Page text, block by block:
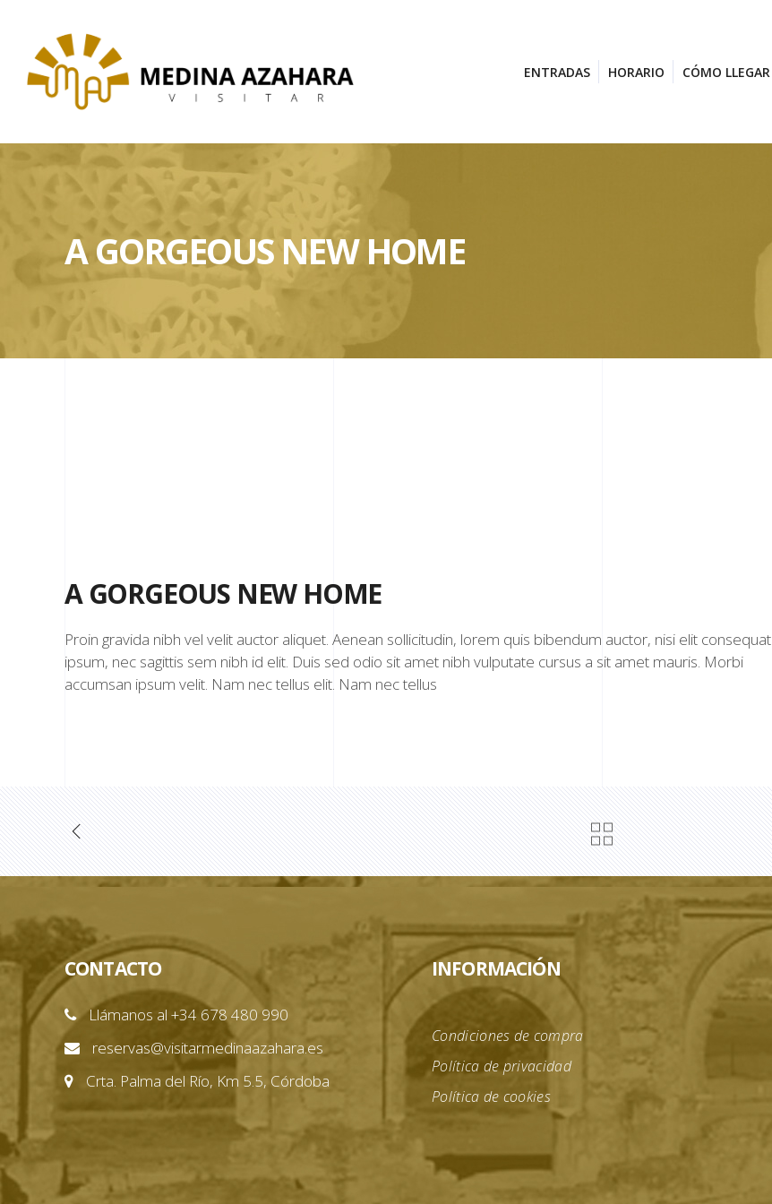
ENTRADAS HORARIO CÓMO LLEGAR
A GORGEOUS NEW HOME
A GORGEOUS NEW HOME
Proin gravida nibh vel velit auctor aliquet. Aenean sollicitudin, lorem quis bibendum auctor, nisi elit consequat
ipsum, nec sagittis sem nibh id elit. Duis sed odio sit amet nibh vulputate cursus a sit amet mauris. Morbi
accumsan ipsum velit. Nam nec tellus elit. Nam nec tellus
CONTACTO
Llámanos al +34 678 480 990
reservas@visitarmedinaazahara.es
Crta. Palma del Río, Km 5.5, Córdoba
INFORMACIÓN
Condiciones de compra
Política de privacidad
Política de cookies